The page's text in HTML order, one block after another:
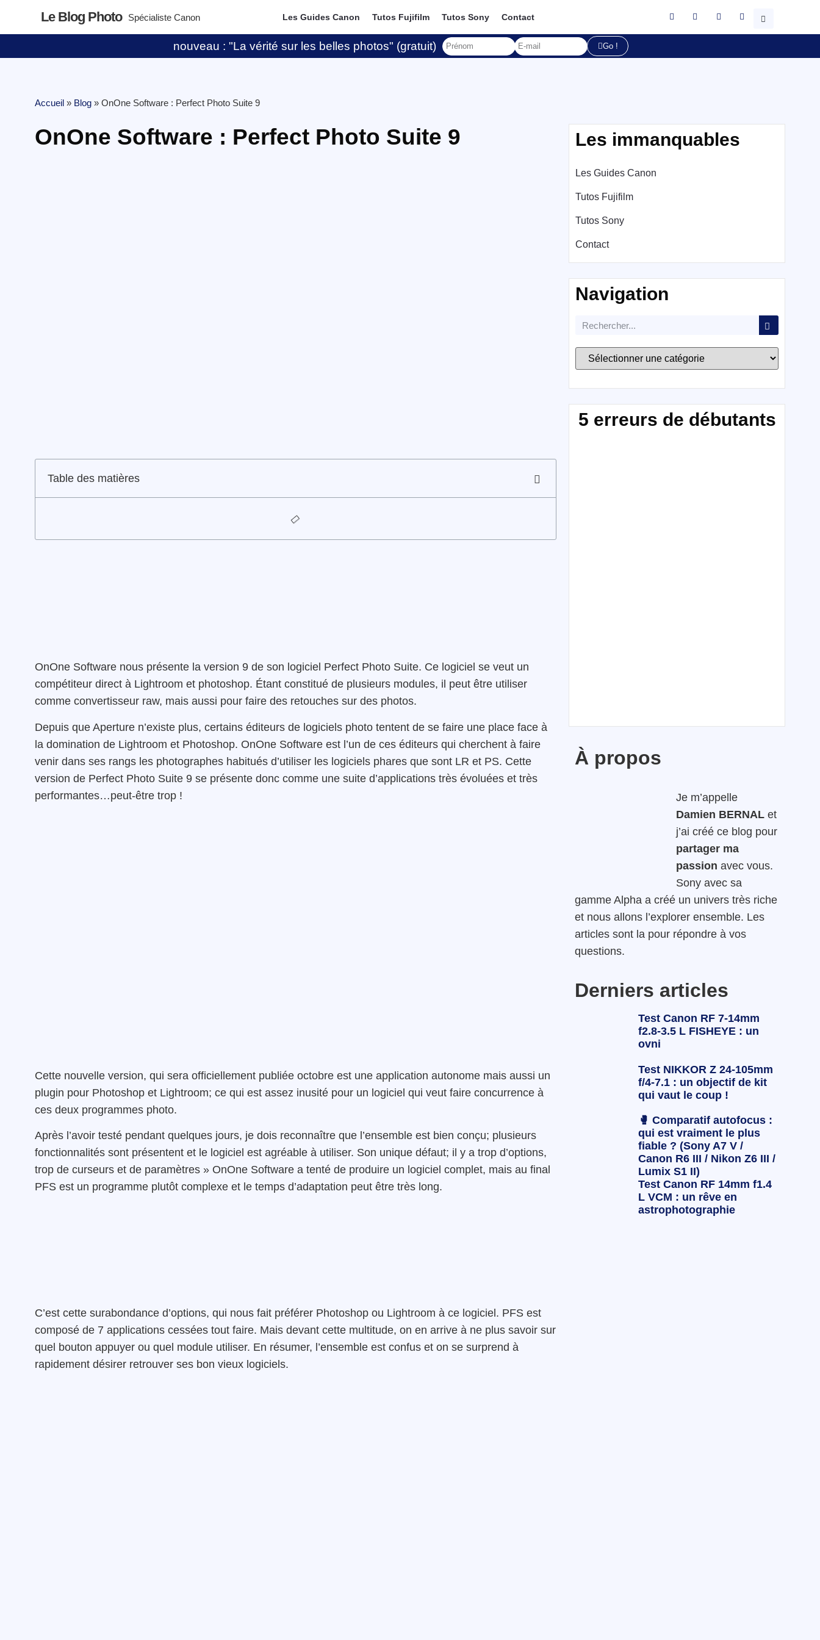
Le Blog Photo Spécialiste Canon Les Guides Canon Tutos Fujifilm Tutos Sony Contact
nouveau : "La vérité sur les belles photos" (gratuit) Go !
Accueil » Blog » OnOne Software : Perfect Photo Suite 9
OnOne Software : Perfect Photo Suite 9
Table des matières
OnOne Software nous présente la version 9 de son logiciel Perfect Photo Suite. Ce logiciel se veut un
compétiteur direct à Lightroom et photoshop. Étant constitué de plusieurs modules, il peut être utiliser
comme convertisseur raw, mais aussi pour faire des retouches sur des photos.
Depuis que Aperture n’existe plus, certains éditeurs de logiciels photo tentent de se faire une place face à
la domination de Lightroom et Photoshop. OnOne Software est l’un de ces éditeurs qui cherchent à faire
venir dans ses rangs les photographes habitués d’utiliser les logiciels phares que sont LR et PS. Cette
version de Perfect Photo Suite 9 se présente donc comme une suite d’applications très évoluées et très
performantes…peut-être trop !
Cette nouvelle version, qui sera officiellement publiée octobre est une application autonome mais aussi un
plugin pour Photoshop et Lightroom; ce qui est assez inusité pour un logiciel qui veut faire concurrence à
ces deux programmes photo.
Après l’avoir testé pendant quelques jours, je dois reconnaître que l’ensemble est bien conçu; plusieurs
fonctionnalités sont présentent et le logiciel est agréable à utiliser. Son unique défaut; il y a trop d’options,
trop de curseurs et de paramètres » OnOne Software a tenté de produire un logiciel complet, mais au final
PFS est un programme plutôt complexe et le temps d’adaptation peut être très long.
C’est cette surabondance d’options, qui nous fait préférer Photoshop ou Lightroom à ce logiciel. PFS est
composé de 7 applications cessées tout faire. Mais devant cette multitude, on en arrive à ne plus savoir sur
quel bouton appuyer ou quel module utiliser. En résumer, l’ensemble est confus et on se surprend à
rapidement désirer retrouver ses bon vieux logiciels.
Les immanquables
Les Guides Canon
Tutos Fujifilm
Tutos Sony
Contact
Navigation
5 erreurs de débutants
À propos
Je m’appelle
Damien BERNAL et
j’ai créé ce blog pour
partager ma
passion avec vous.
Sony avec sa
gamme Alpha a créé un univers très riche
et nous allons l’explorer ensemble. Les
articles sont la pour répondre à vos
questions.
Derniers articles
Test Canon RF 7-14mm
f2.8-3.5 L FISHEYE : un
ovni
Test NIKKOR Z 24-105mm
f/4-7.1 : un objectif de kit
qui vaut le coup !
🥊 Comparatif autofocus :
qui est vraiment le plus
fiable ? (Sony A7 V /
Canon R6 III / Nikon Z6 III /
Lumix S1 II)
Test Canon RF 14mm f1.4
L VCM : un rêve en
astrophotographie